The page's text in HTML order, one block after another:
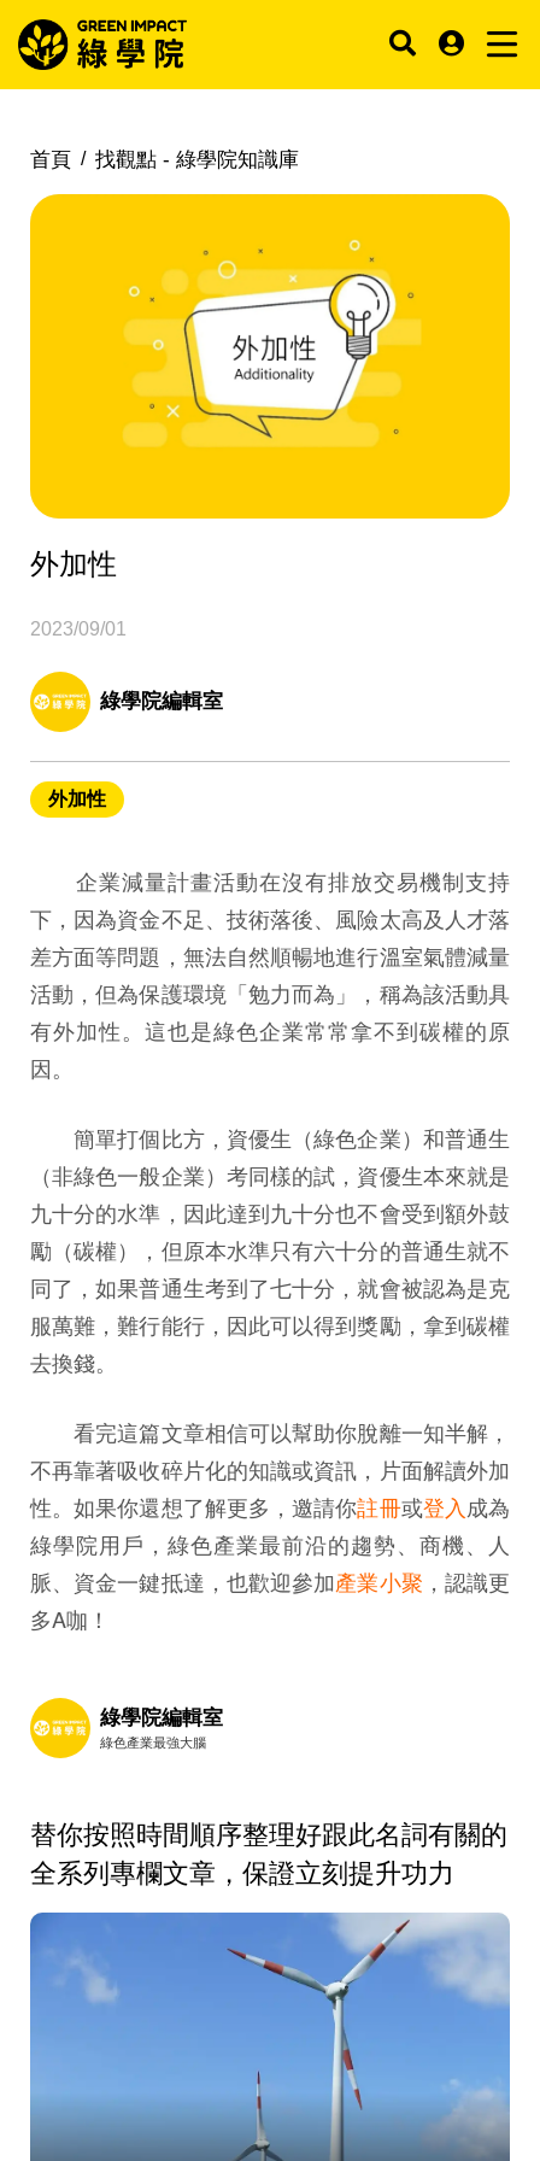
首頁 找觀點 - 綠學院知識庫
外加性
2023/09/01
綠學院編輯室
外加性
企業減量計畫活動在沒有排放交易機制支持
下，因為資金不足、技術落後、風險太高及人才落
差方面等問題，無法自然順暢地進行溫室氣體減量
活動，但為保護環境「勉力而為」，稱為該活動具
有外加性。這也是綠色企業常常拿不到碳權的原
因。
簡單打個比方，資優生（綠色企業）和普通生
（非綠色一般企業）考同樣的試，資優生本來就是
九十分的水準，因此達到九十分也不會受到額外鼓
勵（碳權），但原本水準只有六十分的普通生就不
同了，如果普通生考到了七十分，就會被認為是克
服萬難，難行能行，因此可以得到獎勵，拿到碳權
去換錢。
看完這篇文章相信可以幫助你脫離一知半解，
不再靠著吸收碎片化的知識或資訊，片面解讀外加
性。如果你還想了解更多，邀請你註冊或登入 成為
綠學院用戶，綠色產業最前沿的趨勢、商機、人
脈、資金一鍵抵達，也歡迎參加產業小聚 ，認識更
多A咖！
綠學院編輯室
綠色產業最強大腦
替你按照時間順序整理好跟此名詞有關的
全系列專欄文章，保證立刻提升功力